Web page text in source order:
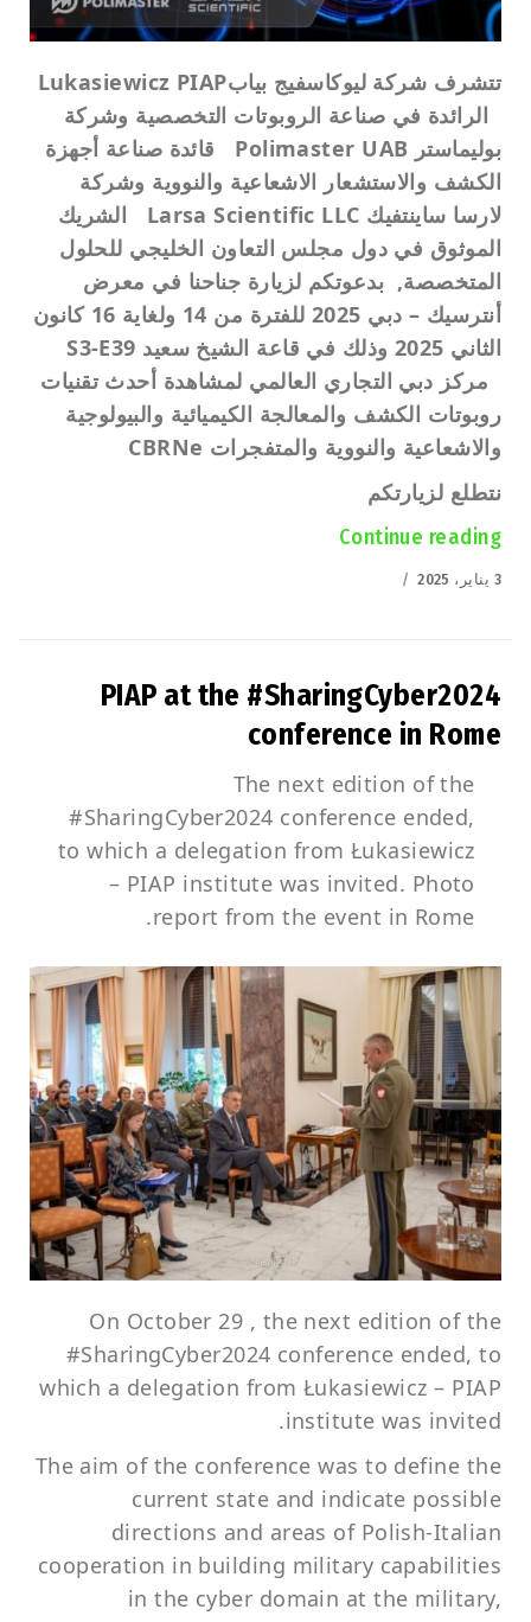
تتشرف شركة ليوكاسفيج بيابLukasiewicz PIAP
الرائدة في صناعة الروبوتات التخصصية وشركة
بوليماستر Polimaster UAB
قائدة صناعة أجهزة
الكشف والاستشعار الاشعاعية والنووية وشركة
لارسا ساينتفيك Larsa Scientific LLC
الشريك
الموثوق في دول مجلس التعاون الخليجي للحلول
المتخصصة, بدعوتكم لزيارة جناحنا في معرض
أنترسيك – دبي 2025 للفترة من 14 ولغاية 16 كانون
الثاني 2025 وذلك في قاعة الشيخ سعيد
S3-E39
مركز دبي التجاري العالمي لمشاهدة أحدث تقنيات
روبوتات الكشف والمعالجة الكيميائية والبيولوجية
والاشعاعية والنووية والمتفجرات CBRNe
نتطلع لزيارتكم
Continue reading
Posted
3 يناير، 2025
PIAP at the #SharingCyber2024
conference in Rome
The next edition of the
#SharingCyber2024 conference ended,
to which a delegation from Łukasiewicz
– PIAP institute was invited. Photo
report from the event in Rome.
On October 29 , the next edition of the
#SharingCyber2024 conference ended, to
which a delegation from Łukasiewicz – PIAP
institute was invited.
The aim of the conference was to define the
current state and indicate possible
directions and areas of Polish-Italian
cooperation in building military capabilities
in the cyber domain at the military,